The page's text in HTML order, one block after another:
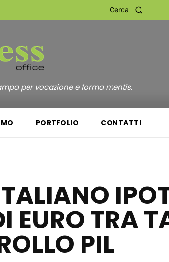
Cerca
per vocazione e forma mentis.
PORTFOLIO CONTATTI
EURO TRA
PIL